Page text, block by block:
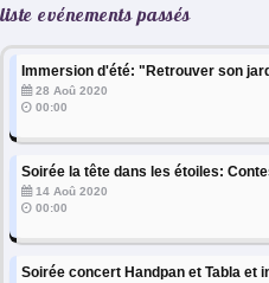
liste evénements passés
Immersion d'été: "Retrouver son
28 Aoû 2020
00:00
Soirée la tête dans les étoiles:
14 Aoû 2020
00:00
Soirée concert Handpan et Tabla et